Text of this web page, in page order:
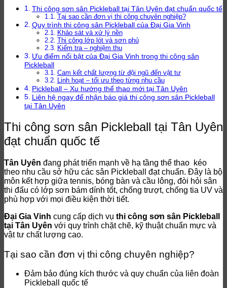
Thi công sơn sân Pickleball tại Tân Uyên đạt chuẩn quốc tế
Tại sao cần đơn vị thi công chuyên nghiệp?
Quy trình thi công sân Pickleball của Đại Gia Vinh
Khảo sát và xử lý nền
Thi công lớp lót và sơn phủ
Kiểm tra – nghiệm thu
Ưu điểm nổi bật của Đại Gia Vinh trong thi công sân
Pickleball
Cam kết chất lượng từ đội ngũ đến vật tư
Linh hoạt – tối ưu theo từng nhu cầu
Pickleball – Xu hướng thể thao mới tại Tân Uyên
Liên hệ ngay để nhận báo giá thi công sơn sân Pickleball
tại Tân Uyên
Thi công sơn sân Pickleball tại Tân Uyên
đạt chuẩn quốc tế
Tân Uyên đang phát triển mạnh về hạ tầng thể thao kéo
theo nhu cầu sở hữu các sân Pickleball đạt chuẩn. Đây là bộ
môn kết hợp giữa tennis, bóng bàn và cầu lông, đòi hỏi sân
thi đấu có lớp sơn bám dính tốt, chống trượt, chống tia UV và
phù hợp với mọi điều kiện thời tiết.
Đại Gia Vinh cung cấp dịch vụ thi công sơn sân Pickleball
tại Tân Uyên với quy trình chặt chẽ, kỹ thuật chuẩn mực và
vật tư chất lượng cao.
Tại sao cần đơn vị thi công chuyên nghiệp?
Đảm bảo đúng kích thước và quy chuẩn của liên đoàn
Pickleball quốc tế